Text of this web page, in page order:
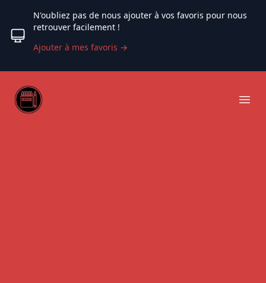
N'oubliez pas de nous ajouter à vos favoris pour nous
retrouver facilement !
Ajouter à mes favoris →
Web coloriage